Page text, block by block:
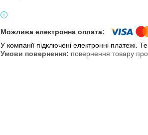
У компанії підключені електронні платежі.
повернення товару